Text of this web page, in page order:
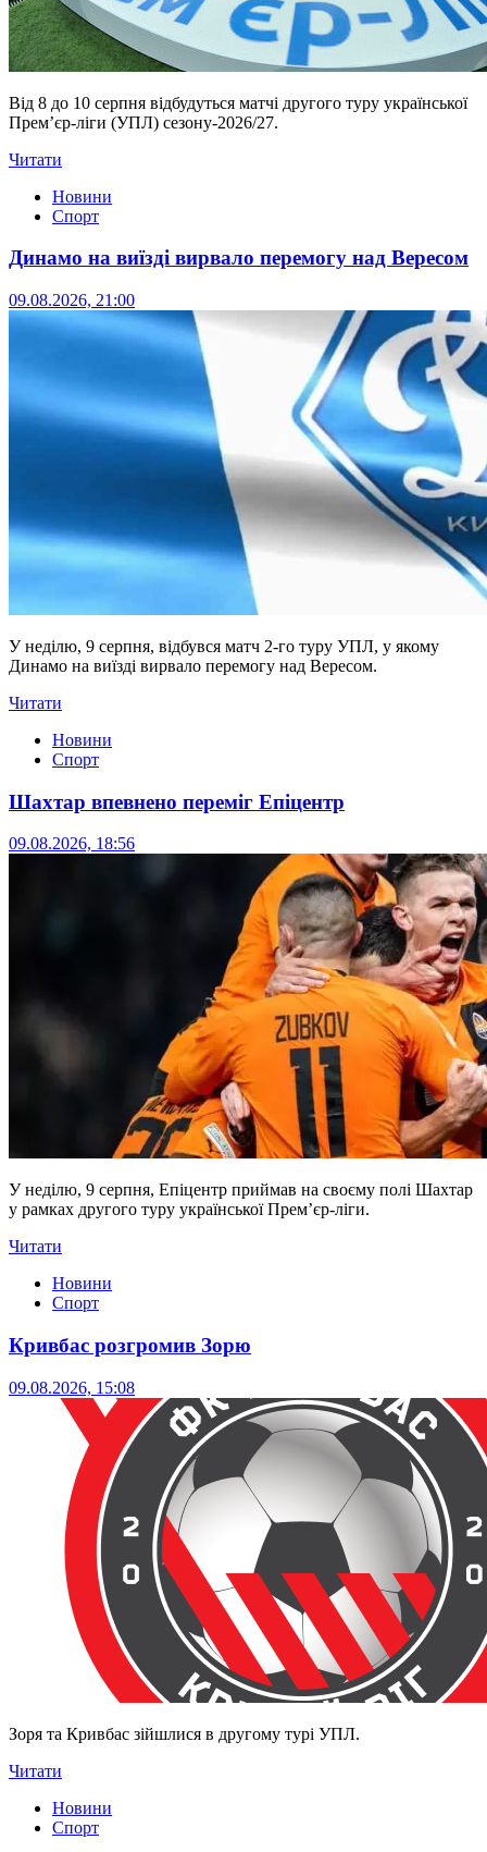
Від 8 до 10 серпня відбудуться матчі другого туру української
Прем’єр-ліги (УПЛ) сезону-2026/27.
Читати
Новини
Спорт
Динамо на виїзді вирвало перемогу над Вересом
09.08.2026, 21:00
У неділю, 9 серпня, відбувся матч 2-го туру УПЛ, у якому
Динамо на виїзді вирвало перемогу над Вересом.
Читати
Новини
Спорт
Шахтар впевнено переміг Епіцентр
09.08.2026, 18:56
У неділю, 9 серпня, Епіцентр приймав на своєму полі Шахтар
у рамках другого туру української Прем’єр-ліги.
Читати
Новини
Спорт
Кривбас розгромив Зорю
09.08.2026, 15:08
Зоря та Кривбас зійшлися в другому турі УПЛ.
Читати
Новини
Спорт